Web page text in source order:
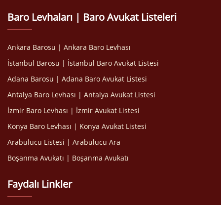
Baro Levhaları | Baro Avukat Listeleri
Ankara Barosu | Ankara Baro Levhası
İstanbul Barosu | İstanbul Baro Avukat Listesi
Adana Barosu | Adana Baro Avukat Listesi
Antalya Baro Levhası | Antalya Avukat Listesi
İzmir Baro Levhası | İzmir Avukat Listesi
Konya Baro Levhası | Konya Avukat Listesi
Arabulucu Listesi | Arabulucu Ara
Boşanma Avukatı | Boşanma Avukatı
Faydalı Linkler